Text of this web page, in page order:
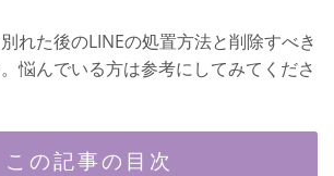
れた後のLINEの処置方法と削除すべき
悩んでいる方は参考にしてみてくださ
この記事の目次